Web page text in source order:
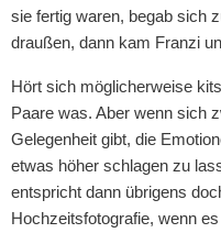
sie fertig waren, begab sich
draußen, dann kam Franzi
Hört sich möglicherweise
Paare was. Aber wenn sich
Gelegenheit gibt, die
etwas höher schlagen zu
entspricht dann übrigens
Hochzeitsfotografie, wenn